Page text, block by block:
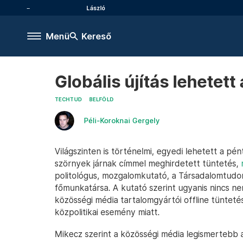
László
Menü Kereső
Globális újítás lehetett
TECHTUD BELFÖLD
Péli-Koroknai Gergely
Világszinten is történelmi, egyedi lehetett a
szörnyek járnak címmel meghirdetett tüntetés,
politológus, mozgalomkutató, a
főmunkatársa. A kutató szerint ugyanis nincs
közösségi média tartalomgyártói offline
közpolitikai esemény miatt.
Mikecz szerint a közösségi média legismertebb